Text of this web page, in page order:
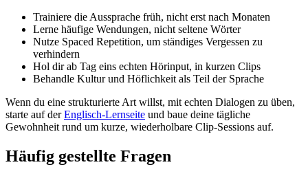
Trainiere die Aussprache früh, nicht erst nach Monaten
Lerne häufige Wendungen, nicht seltene Wörter
Nutze Spaced Repetition, um ständiges Vergessen zu
verhindern
Hol dir ab Tag eins echten Hörinput, in kurzen Clips
Behandle Kultur und Höflichkeit als Teil der Sprache
Wenn du eine strukturierte Art willst, mit echten Dialogen zu üben,
starte auf derEnglisch-Lernseite und baue deine tägliche
Gewohnheit rund um kurze, wiederholbare Clip-Sessions auf.
Häufig gestellte Fragen